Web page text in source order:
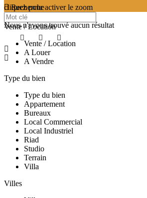
cliquez pour activer le zoom
searching...
Nous n'avons trouvé aucun résultat
Recherche
Vente / Location
Vente / Location
A Louer
A Vendre
Type du bien
Type du bien
Appartement
Bureaux
Local Commercial
Local Industriel
Riad
Studio
Terrain
Villa
Villes